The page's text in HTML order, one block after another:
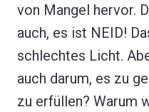
von Mangel hervor.
auch, es ist NEID!
schlechtes Licht.
auch darum, es zu
zu erfüllen? Warum